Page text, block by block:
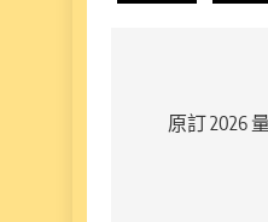
原訂 2026